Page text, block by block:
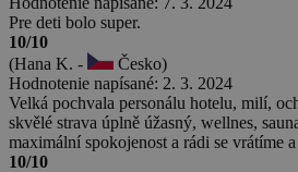
Pre deti bolo super.
10/10
(Hana K. -
Česko)
Hodnotenie napísané: 2. 3. 2024
Velká pochvala personálu hotelu, milí,
skvělé strava úplně úžasný, wellnes,
maximální spokojenost a rádi se vrátíme
10/10